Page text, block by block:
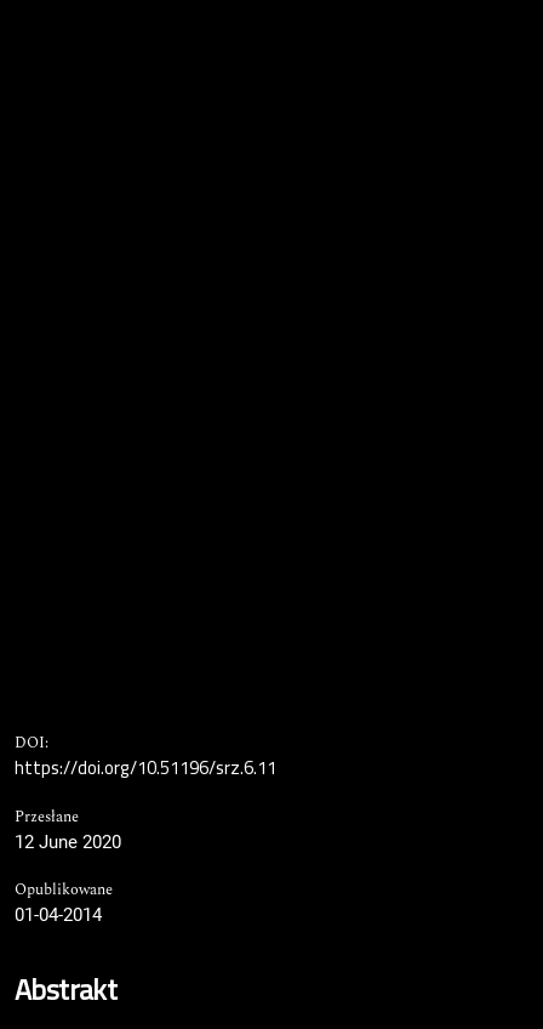
DOI:
https://doi.org/10.51196/srz.6.11
Przesłane
12 June 2020
Opublikowane
01-04-2014
Abstrakt